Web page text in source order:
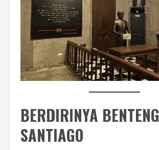
BERDIRINYA BENTENG
SANTIAGO